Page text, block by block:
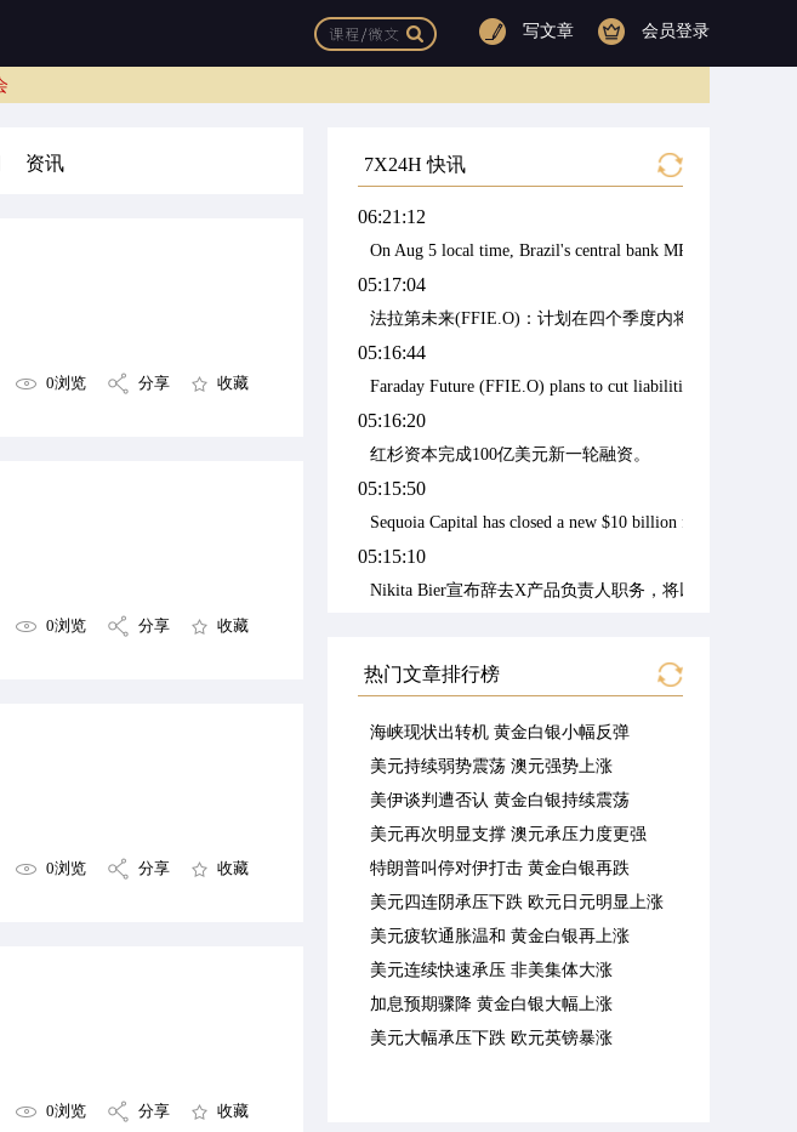
会员登录
写文章
线上发布会
资讯
0浏览 分享 收藏
0浏览 分享 收藏
0浏览 分享 收藏
0浏览 分享 收藏
7X24H 快讯
06:21:12
On Aug 5 local time, Brazil's central bank MPC cut the
05:17:04
法拉第未来(FFIE.O)：计划在四个季度内将截至一季度
05:16:44
Faraday Future (FFIE.O) plans to cut liabilities of $230m as
05:16:20
红杉资本完成100亿美元新一轮融资。
05:15:50
Sequoia Capital has closed a new $10 billion fundraising
05:15:10
Nikita Bier宣布辞去X产品负责人职务，将以顾问身份继
Nikita Bier has resigned as head of product at X and will
05:14:32
据半岛电视台：以色列军方称在黎巴嫩南部误向己方火
05:13:04
Al Jazeera reported the ISRAELI MILITARY said it
04:02:44
Fars news agency, citing Iranian negotiation team sources,
热门文章排行榜
海峡现状出转机 黄金白银小幅反弹
美元持续弱势震荡 澳元强势上涨
美伊谈判遭否认 黄金白银持续震荡
美元再次明显支撑 澳元承压力度更强
特朗普叫停对伊打击 黄金白银再跌
美元四连阴承压下跌 欧元日元明显上涨
美元疲软通胀温和 黄金白银再上涨
美元连续快速承压 非美集体大涨
加息预期骤降 黄金白银大幅上涨
美元大幅承压下跌 欧元英镑暴涨